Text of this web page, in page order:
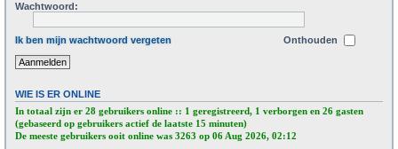
Wachtwoord:
Ik ben mijn wachtwoord vergeten Onthouden
WIE IS ER ONLINE
In totaal zijn er 28 gebruikers online :: 1 geregistreerd, 1 verborgen en 26 gasten
(gebaseerd op gebruikers actief de laatste 15 minuten)
De meeste gebruikers ooit online was 3263 op 06 Aug 2026, 02:12